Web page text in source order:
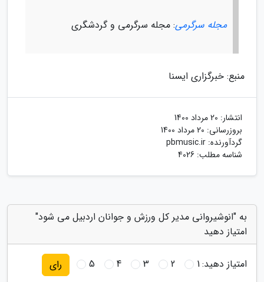
مجله سرگرمی: مجله سرگرمی و گردشگری
منبع: خبرگزاری ایسنا
انتشار: 20 مرداد 1400
بروزرسانی: 20 مرداد 1400
گردآورنده: pbmusic.ir
شناسه مطلب: 4026
به "انوشیروانی مدیر کل ورزش و جوانان اردبیل می شود"
امتیاز دهید
امتیاز دهید:1
2
3
4
5 رای